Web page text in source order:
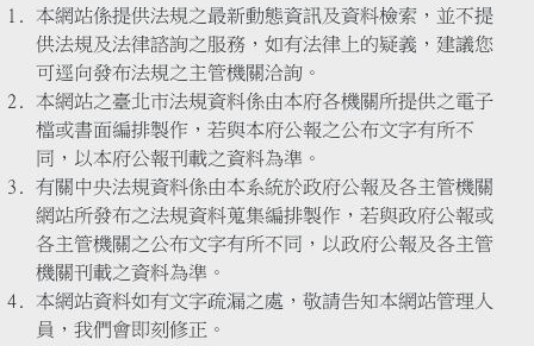
本網站係提供法規之最新動態資訊及資料檢索，並不提
供法規及法律諮詢之服務，如有法律上的疑義，建議您
可逕向發布法規之主管機關洽詢。
本網站之臺北市法規資料係由本府各機關所提供之電子
檔或書面編排製作，若與本府公報之公布文字有所不
同，以本府公報刊載之資料為準。
有關中央法規資料係由本系統於政府公報及各主管機關
網站所發布之法規資料蒐集編排製作，若與政府公報或
各主管機關之公布文字有所不同，以政府公報及各主管
機關刊載之資料為準。
本網站資料如有文字疏漏之處，敬請告知本網站管理人
員，我們會即刻修正。